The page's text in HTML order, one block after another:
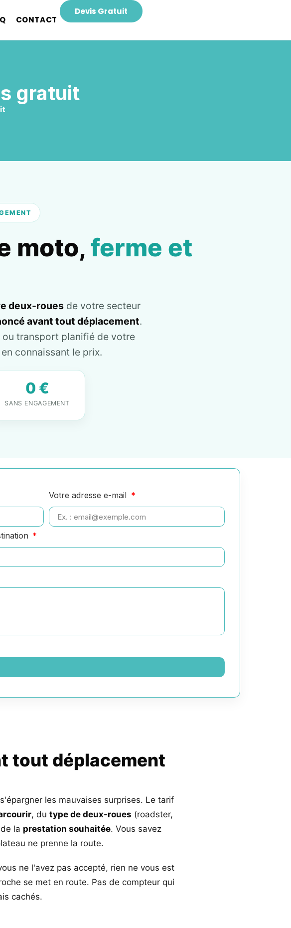
CONTACT
Devis Gratuit
gratuit
moto, ferme et
deux-rouesde votre secteur
avant tout déplacement.
ou transport planifié de votre
connaissant le prix.
0 €
SANS ENGAGEMENT
Votre adresse e-mail
tout déplacement
les mauvaises surprises. Le tarif
, du type de deux-roues (roadster,
la prestation souhaitée. Vous savez
ne prenne la route.
ne l'avez pas accepté, rien ne vous est
se met en route. Pas de compteur qui
cachés.